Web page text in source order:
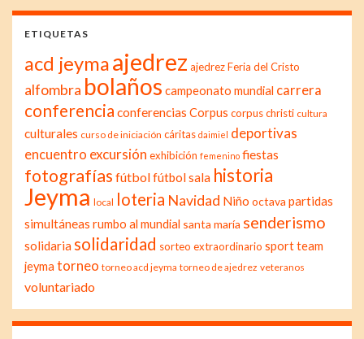
ETIQUETAS
acd jeymaajedrez ajedrez Feria del Cristo
alfombra bolaños campeonato mundial carrera
conferencia conferencias Corpus corpus christi cultura
culturales curso de iniciación cáritas daimiel deportivas
encuentro excursión exhibición femenino fiestas
fotografías fútbolfútbol sala historia
Jeyma local loteria Navidad Niño octava partidas
simultáneas rumbo al mundial santa maría senderismo
solidariasolidaridad sorteo extraordinario sport team
jeyma torneo torneo acd jeyma torneo de ajedrez veteranos
voluntariado